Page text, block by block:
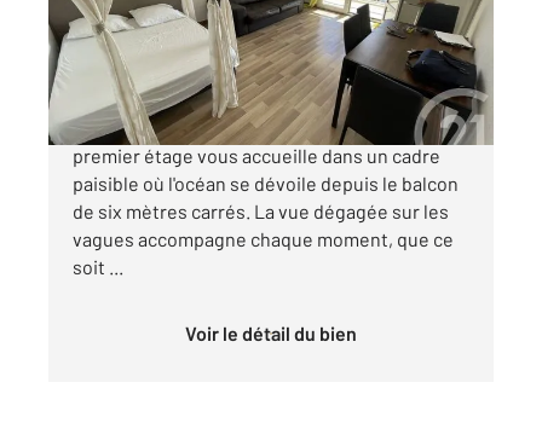
Appartement F1 à vendre
110 000 €
Au cœur de SaintDenis, ce charmant T1 au
premier étage vous accueille dans un cadre
paisible où l'océan se dévoile depuis le balcon
de six mètres carrés. La vue dégagée sur les
vagues accompagne chaque moment, que ce
soit ...
Voir le détail du bien